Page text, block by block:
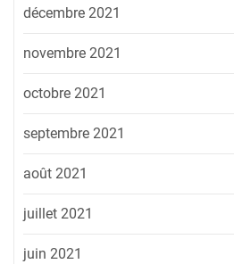
décembre 2021
novembre 2021
octobre 2021
septembre 2021
août 2021
juillet 2021
juin 2021